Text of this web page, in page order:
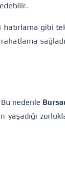
gibi
nedenle